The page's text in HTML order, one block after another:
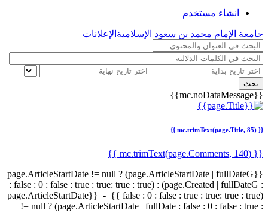
انشاء مستخدم
جامعة الإمام محمد بن سعود الإسلامية الإعلانات
بحث
{{mc.noDataMessage}}
{{ mc.trimText(page.Title, 85) }}
{{ mc.trimText(page.Comments, 140) }}
{{page.ArticleStartDate != null ? (page.ArticleStartDate | fullDateG
: false : 0 : false : true : true: true : true) : (page.Created | fullDateG :
false : 0 : false : true : true: true : true) }} - {{page.ArticleStartDate
!= null ? (page.ArticleStartDate | fullDate : false : 0 : false : true :